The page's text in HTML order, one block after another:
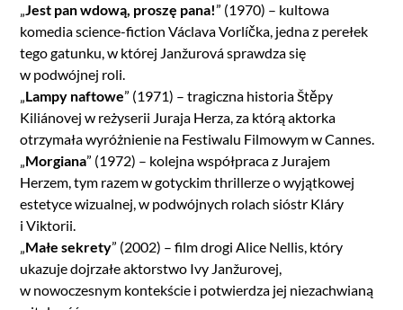
„Jest pan wdową, proszę pana!” (1970) – kultowa
komedia science-fiction Václava Vorlíčka, jedna z perełek
tego gatunku, w której Janžurová sprawdza się
w podwójnej roli.
„Lampy naftowe” (1971) – tragiczna historia Štěpy
Kiliánovej w reżyserii Juraja Herza, za którą aktorka
otrzymała wyróżnienie na Festiwalu Filmowym w Cannes.
„Morgiana” (1972) – kolejna współpraca z Jurajem
Herzem, tym razem w gotyckim thrillerze o wyjątkowej
estetyce wizualnej, w podwójnych rolach sióstr Kláry
i Viktorii.
„Małe sekrety” (2002) – film drogi Alice Nellis, który
ukazuje dojrzałe aktorstwo Ivy Janžurovej,
w nowoczesnym kontekście i potwierdza jej niezachwianą